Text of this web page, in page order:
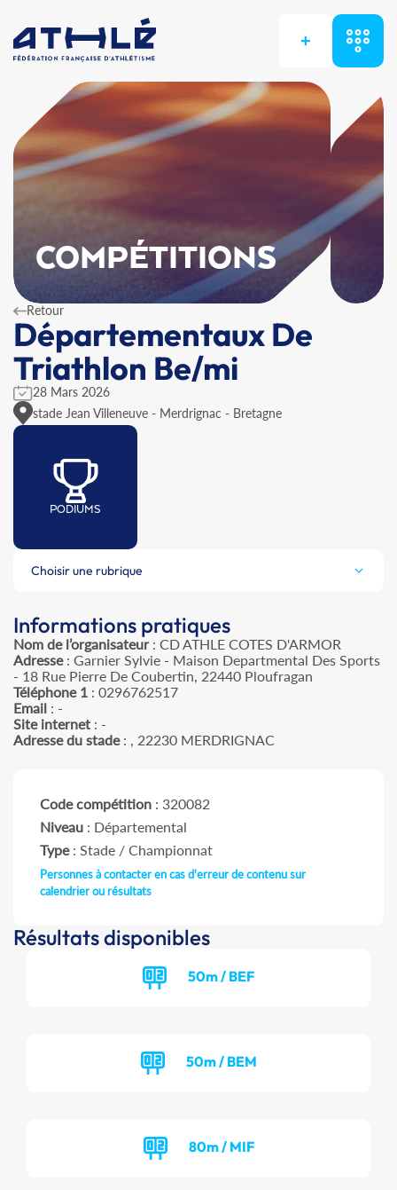
+
COMPÉTITIONS
Retour
Départementaux De
Triathlon Be/mi
28 Mars 2026
stade Jean Villeneuve - Merdrignac - Bretagne
PODIUMS
Choisir une rubrique
Informations pratiques
Nom de l’organisateur: CD ATHLE COTES D'ARMOR
Adresse: Garnier Sylvie - Maison Departmental Des Sports
- 18 Rue Pierre De Coubertin, 22440 Ploufragan
Téléphone 1 : 0296762517
Email : -
Site internet : -
Adresse du stade: , 22230 MERDRIGNAC
Code compétition : 320082
Niveau : Départemental
Type: Stade / Championnat
Personnes à contacter en cas d'erreur de contenu sur
calendrier ou résultats
Résultats disponibles
50m / BEF
50m / BEM
80m / MIF